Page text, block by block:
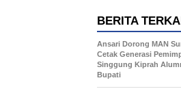
BERITA
Ansari Dorong MAN
Cetak Generasi
Singgung Kiprah
Bupati